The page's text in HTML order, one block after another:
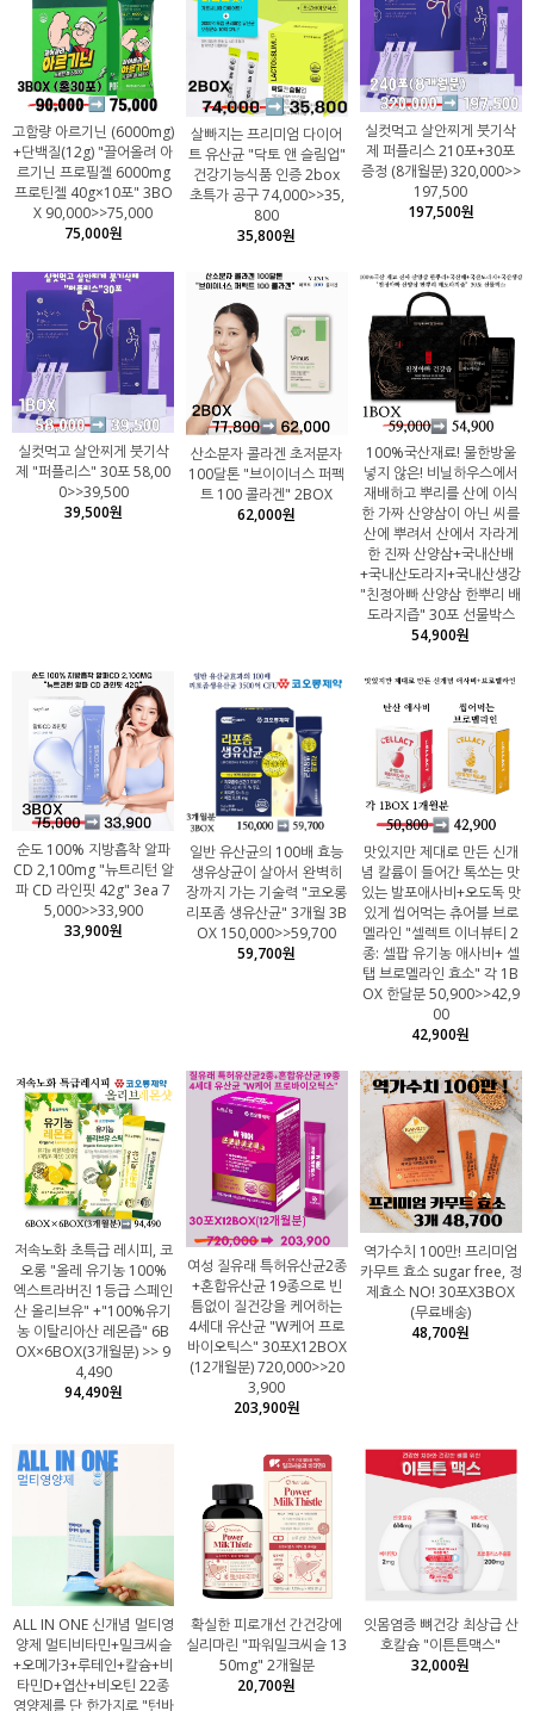
고함량 아르기닌 (6000mg)
+단백질(12g) "끌어올려 아
르기닌 프로필젤 6000mg
프로틴젤 40g×10포" 3BO
X 90,000>>75,000
75,000원
살빠지는 프리미엄 다이어
트 유산균 "닥토 앤 슬림업"
건강기능식품 인증 2box
초특가 공구 74,000>>35,
800
35,800원
실컷먹고 살안찌게 붓기삭
제 퍼플리스 210포+30포
증정 (8개월분) 320,000>>
197,500
197,500원
실컷먹고 살안찌게 붓기삭
제 "퍼플리스" 30포 58,00
0>>39,500
39,500원
산소분자 콜라겐 초저분자
100달톤 "브이이너스 퍼펙
트 100 콜라겐" 2BOX
62,000원
100%국산재료! 물한방울
넣지 않은! 비닐하우스에서
재배하고 뿌리를 산에 이식
한 가짜 산양삼이 아닌 씨를
산에 뿌려서 산에서 자라게
한 진짜 산양삼+국내산배
+국내산도라지+국내산생강
"친정아빠 산양삼 한뿌리 배
도라지즙" 30포 선물박스
54,900원
순도 100% 지방흡착 알파
CD 2,100mg "뉴트리턴 알
파 CD 라인핏 42g" 3ea 7
5,000>>33,900
33,900원
일반 유산균의 100배 효능
생유상균이 살아서 완벽히
장까지 가는 기술력 "코오롱
리포좀 생유산균" 3개월 3B
OX 150,000>>59,700
59,700원
맛있지만 제대로 만든 신개
념 칼륨이 들어간 톡쏘는 맛
있는 발포애사비+오도독 맛
있게 씹어먹는 츄어블 브로
멜라인 "셀렉트 이너뷰티 2
종: 셀팝 유기농 애사비+ 셀
탭 브로멜라인 효소" 각 1B
OX 한달분 50,900>>42,9
00
42,900원
저속노화 초특급 레시피, 코
오롱 "올레 유기농 100%
엑스트라버진 1등급 스페인
산 올리브유" +"100%유기
농 이탈리아산 레몬즙" 6B
OX×6BOX(3개월분) >> 9
4,490
94,490원
여성 질유래 특허유산균2종
+혼합유산균 19종으로 빈
틈없이 질건강을 케어하는
4세대 유산균 "W케어 프로
바이오틱스" 30포X12BOX
(12개월분) 720,000>>20
3,900
203,900원
역가수치 100만! 프리미엄
카무트 효소 sugar free, 정
제효소 NO! 30포X3BOX
(무료배송)
48,700원
ALL IN ONE 신개념 멀티영
양제 멀티비타민+밀크씨슬
+오메가3+루테인+칼슘+비
타민D+엽산+비오틴 22종
영양제를 단 한가지로 "턴바
확실한 피로개선 간건강에
실리마린 "파워밀크씨슬 13
50mg" 2개월분
20,700원
잇몸염증 뼈건강 최상급 산
호칼슘 "이튼튼맥스"
32,000원